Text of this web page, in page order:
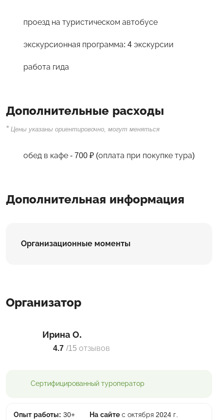
проезд на туристическом автобусе
экскурсионная программа: 4 экскурсии
работа гида
Дополнительные расходы
* Цены указаны ориентировочно, могут меняться
обед в кафе - 700 ₽ (оплата при покупке тура)
Дополнительная информация
Организационные моменты
Организатор
Ирина О.
4.7 /15 отзывов
Сертифицированный туроператор
Опыт работы: 30+ На сайте с октября 2024 г.